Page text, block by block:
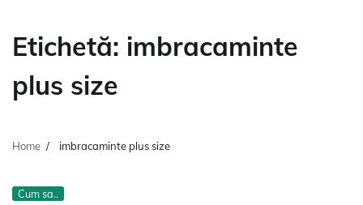
Etichetă: imbracaminte
plus size
Home imbracaminte plus size
Cum sa..